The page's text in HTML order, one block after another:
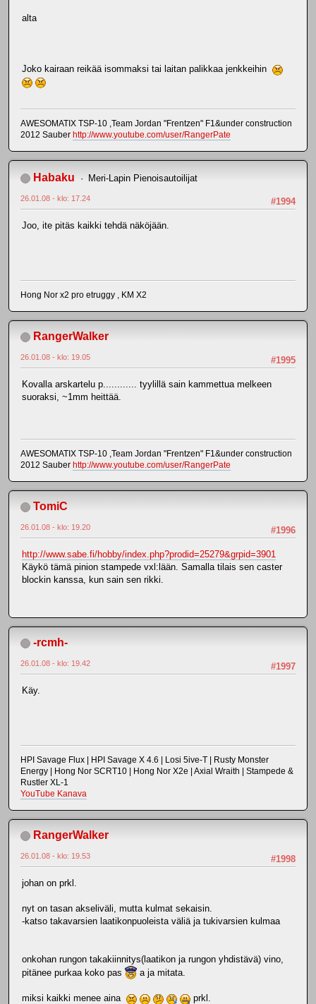
alta
Joko kairaan reikää isommaksi tai laitan palikkaa jenkkeihin
AWESOMATIX TSP-10 ,Team Jordan "Frentzen" F1&under construction
2012 Sauber http://www.youtube.com/user/RangerPate
Habaku Meri-Lapin Pienoisautoilijat
#1994
26.01.08 - klo: 17.24
Joo, ite pitäs kaikki tehdä näköjään.
Hong Nor x2 pro etruggy , KM X2
RangerWalker
#1995
26.01.08 - klo: 19.05
Kovalla arskartelu p............ tyylillä sain kammettua melkeen
suoraksi, ~1mm heittää.
AWESOMATIX TSP-10 ,Team Jordan "Frentzen" F1&under construction
2012 Sauber http://www.youtube.com/user/RangerPate
TomiC
#1996
26.01.08 - klo: 19.20
http://www.sabe.fi/hobby/index.php?prodid=25279&grpid=3901
Käykö tämä pinion stampede vxl:lään. Samalla tilais sen caster
blockin kanssa, kun sain sen rikki.
-rcmh-
#1997
26.01.08 - klo: 19.42
Käy.
HPI Savage Flux | HPI Savage X 4.6 | Losi 5ive-T | Rusty Monster
Energy | Hong Nor SCRT10 | Hong Nor X2e | Axial Wraith | Stampede &
Rustler XL-1
YouTube Kanava
RangerWalker
#1998
26.01.08 - klo: 19.53
johan on prkl.
nyt on tasan akseliväli, mutta kulmat sekaisin.
-katso takavarsien laatikonpuoleista väliä ja tukivarsien kulmaa
onkohan rungon takakiinnitys(laatikon ja rungon yhdistävä) vino,
pitänee purkaa koko pas
a ja mitata.
miksi kaikki menee aina prkl.